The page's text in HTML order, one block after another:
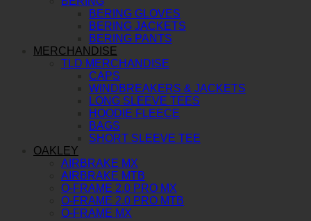
BERING GLOVES
BERING JACKETS
BERING PANTS
MERCHANDISE
TLD MERCHANDISE
CAPS
WINDBREAKERS & JACKETS
LONG SLEEVE TEES
HOODIE FLEECE
BAGS
SHORT SLEEVE TEE
OAKLEY
AIRBRAKE MX
AIRBRAKE MTB
O-FRAME 2.0 PRO MX
O-FRAME 2.0 PRO MTB
O-FRAME MX